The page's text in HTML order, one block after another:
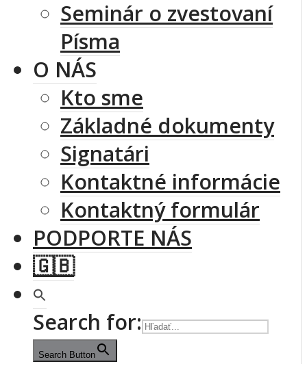
Seminár o zvestovaní
Písma
O NÁS
Kto sme
Základné dokumenty
Signatári
Kontaktné informácie
Kontaktný formulár
PODPORTE NÁS
🇬🇧
Search for:
Search Button